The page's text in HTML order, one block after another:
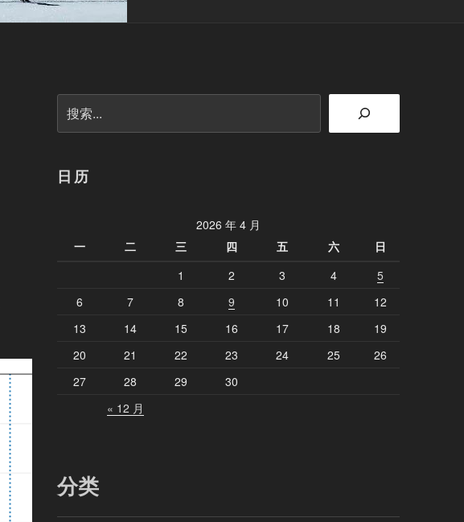
索
日历
2026 年 4 月
一
二 三 四 五 六
日
1
2 3 4
5
6
7 8 9 10 11
12
13
14 15 16 17 18
19
20
21 22 23 24 25
26
27
28 29
30
« 12 月
分类